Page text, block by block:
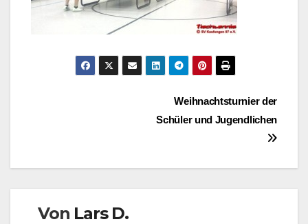
Beitragsnavigation
Weihnachtsturnier der
Schüler und Jugendlichen
Von Lars D.